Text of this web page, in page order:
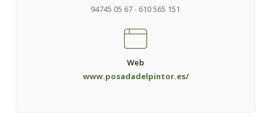
94745 05 67 - 610 565 151
Web
www.posadadelpintor.es/